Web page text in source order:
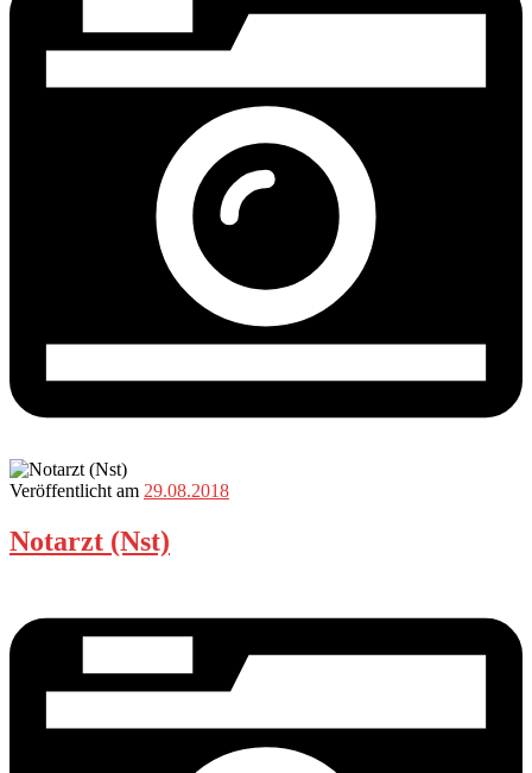
Veröffentlicht am 29.08.2018
Notarzt (Nst)